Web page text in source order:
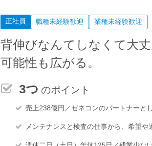
正社員 職種未経験歓迎 業種未経験歓迎
背伸びなんてしなくて大
可能性も広がる。
3つ のポイント
売上238億円／ゼネコンのパートナーと
メンテナンスと検査の仕事から、希望